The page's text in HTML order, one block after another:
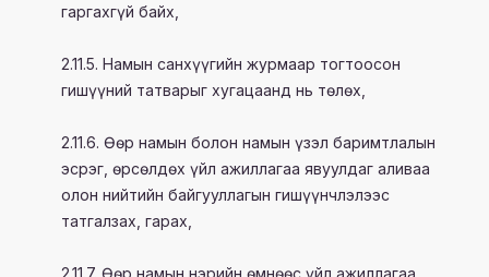
гаргахгүй байх,
2.11.5. Намын санхүүгийн журмаар тогтоосон
гишүүний татварыг хугацаанд нь төлөх,
2.11.6. Өөр намын болон намын үзэл баримтлалын
эсрэг, өрсөлдөх үйл ажиллагаа явуулдаг аливаа
олон нийтийн байгууллагын гишүүнчлэлээс
татгалзах, гарах,
2.11.7. Өөр намын нэрийн өмнөөс үйл ажиллагаа